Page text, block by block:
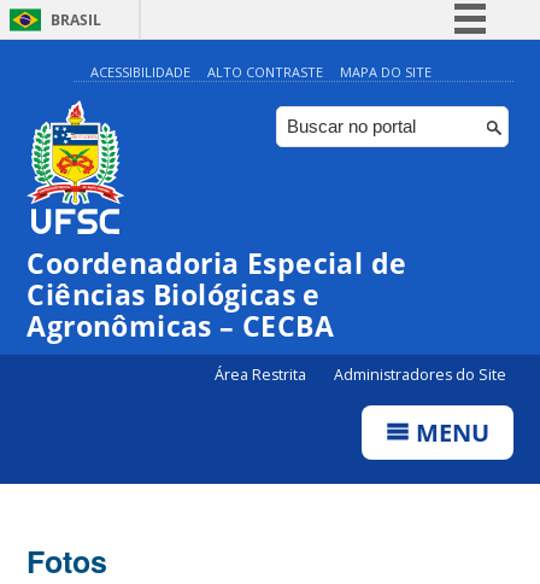
BRASIL
Simplifique!
Comunica BR
Participe
Canais
ACESSIBILIDADE ALTO CONTRASTE MAPA DO SITE
Coordenadoria Especial de
Ciências Biológicas e
Agronômicas – CECBA
Área Restrita Administradores do Site
MENU
Fotos